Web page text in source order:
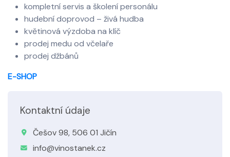
kompletní servis a školení personálu
hudební doprovod – živá hudba
květinová výzdoba na klíč
prodej medu od včelaře
prodej džbánů
E-SHOP
Kontaktní údaje
Češov 98, 506 01 Jičín
info@vinostanek.cz